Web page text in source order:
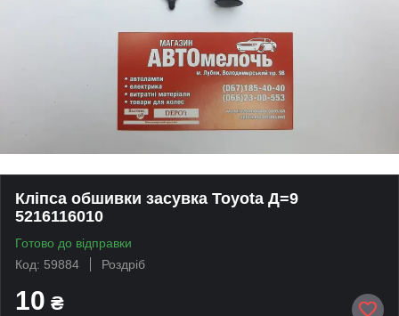
Кліпса обшивки засувка Toyota Д=9
5216116010
Готово до відправки
Код: 59884
Роздріб
10 ₴